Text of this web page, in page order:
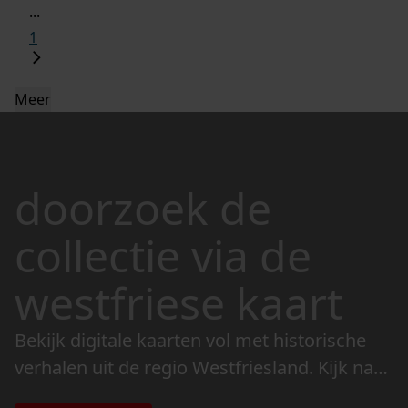
...
1
Meer
doorzoek de
collectie via de
westfriese kaart
Bekijk digitale kaarten vol met historische
verhalen uit de regio Westfriesland. Kijk naar